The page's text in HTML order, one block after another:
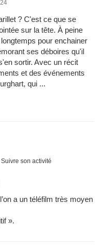
? C'est ce que se
sur la tête. À peine
pour enchainer
ses déboires qu'il
sortir. Avec un récit
et des événements
qui ...
Suivre son activité
a un téléfilm très moyen
».